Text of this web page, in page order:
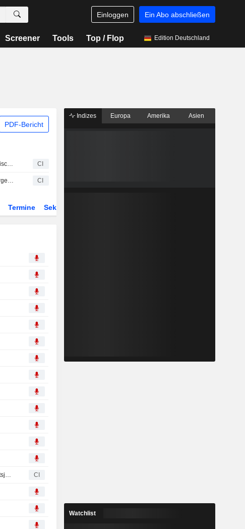
Einloggen Ein Abo abschließen
Screener Tools Top / Flop Edition Deutschland
PDF-Bericht
Gree Holdings, Inc. gründet zwei Zwischenholdinggesellschaften und ordnet Tochtergesellschaften durch Sacheinlagen neu CI
GREE Holdings, Inc. veröffentlicht Ergebniszahlen für die ersten neun Monate zum 31. März 2026 CI
Termine Sektor
Gree, Inc. gibt eine Gewinnprognose für das erste Quartal und das Geschäftsjahr 2023 ab CI
Indizes Europa Amerika Asien
Watchlist